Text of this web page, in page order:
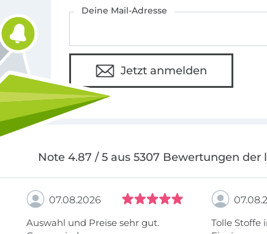
Deine Mail-Adresse
Jetzt anmelden
Note 4.87 / 5 aus 5307 Bewertungen der
07.08.2026
Auswahl und Preise sehr gut.
Tolle Stoffe